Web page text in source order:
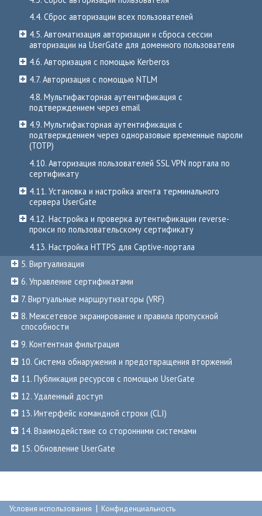
4.4. Сброс авторизации всех пользователей
4.5. Автоматизация авторизации и сброса сессии
авторизации на UserGate для доменного пользователя
4.6. Авторизация с помощью Kerberos
4.7. Авторизация с помощью NTLM
4.8. Мультифакторная аутентификация с
подтверждением через email
4.9. Мультифакторная аутентификация с
подтверждением через одноразовые временные пароли
(TOTP)
4.10. Авторизация пользователей SSL VPN портала по
сертификату
4.11. Установка и настройка агента терминального
сервера UserGate
4.12. Настройка и проверка аутентификации reverse-
прокси по пользовательскому сертификату
4.13. Настройка HTTPS для Captive-портала
5. Виртуализация
6. Управление сертификатами
7. Виртуальные маршрутизаторы (VRF)
8. Межсетевое экранирование и правила пропускной
способности
9. Контентная фильтрация
10. Система обнаружения и предотвращения вторжений
11. Публикация ресурсов с помощью UserGate
12. Удаленный доступ
13. Интерфейс командной строки (CLI)
14. Взаимодействие со сторонними системами
15. Обновление UserGate
Условия использования | Конфиденциальность